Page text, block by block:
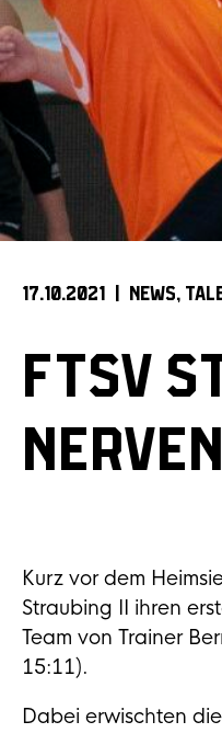
17.10.2021 | NEWS
FTSV
Kurz vor dem
Straubing II ihren
Team von Trainer
15:11).
Dabei erwischten